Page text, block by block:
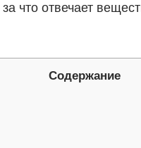
что отвечает
Содержание